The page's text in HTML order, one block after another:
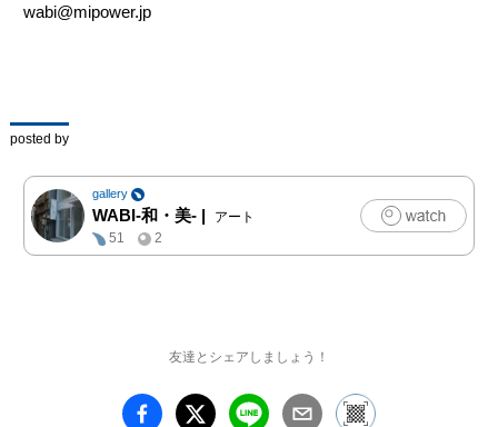
wabi@mipower.jp
posted by
gallery
WABI-和・美- |
アート
51
2
友達とシェアしましょう！